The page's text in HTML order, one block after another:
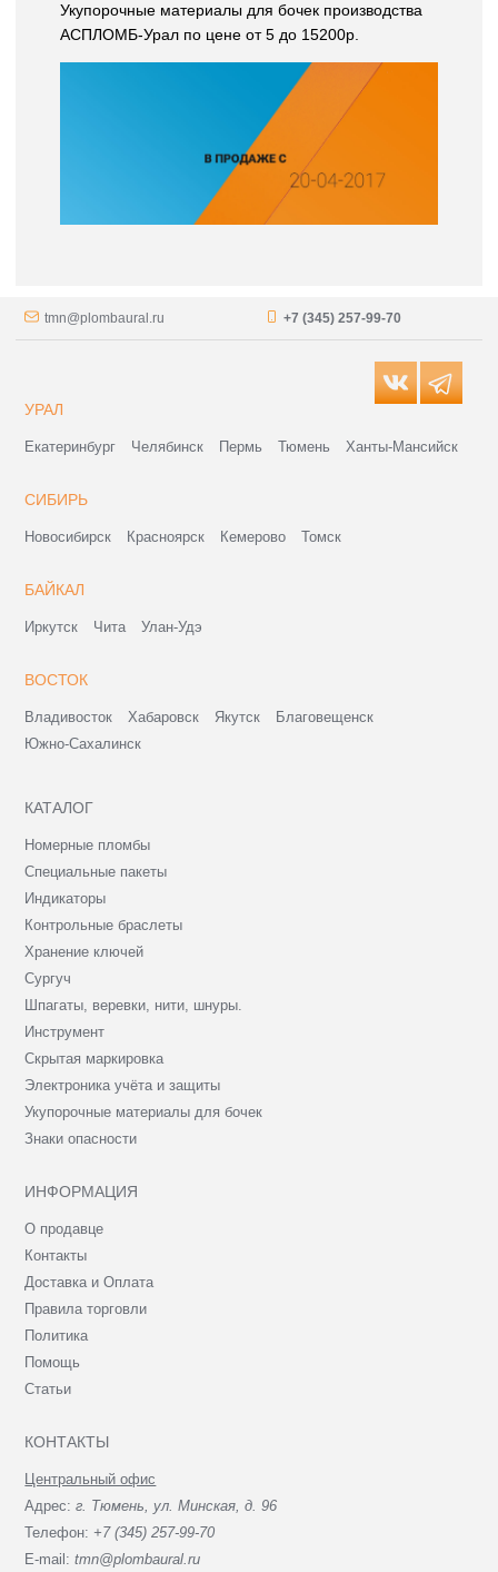
Укупорочные материалы для бочек производства
АСПЛОМБ-Урал по цене от 5 до 15200р.
tmn@plombaural.ru +7 (345) 257-99-70
УРАЛ
Екатеринбург Челябинск Пермь Тюмень Ханты-Мансийск
СИБИРЬ
Новосибирск Красноярск Кемерово Томск
БАЙКАЛ
Иркутск Чита Улан-Удэ
ВОСТОК
Владивосток Хабаровск Якутск
Благовещенск
Южно-Сахалинск
КАТАЛОГ
Номерные пломбы
Специальные пакеты
Индикаторы
Контрольные браслеты
Хранение ключей
Сургуч
Шпагаты, веревки, нити, шнуры.
Инструмент
Скрытая маркировка
Электроника учёта и защиты
Укупорочные материалы для бочек
Знаки опасности
ИНФОРМАЦИЯ
О продавце
Контакты
Доставка и Оплата
Правила торговли
Политика
Помощь
Статьи
КОНТАКТЫ
Центральный офис
Адрес:г. Тюмень, ул. Минская, д. 96
Телефон: +7 (345) 257-99-70
E-mail:tmn@plombaural.ru